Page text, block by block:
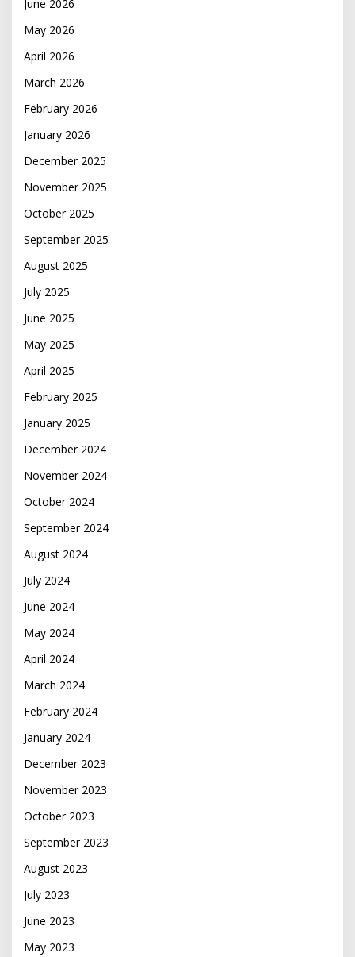
June 2026
May 2026
April 2026
March 2026
February 2026
January 2026
December 2025
November 2025
October 2025
September 2025
August 2025
July 2025
June 2025
May 2025
April 2025
February 2025
January 2025
December 2024
November 2024
October 2024
September 2024
August 2024
July 2024
June 2024
May 2024
April 2024
March 2024
February 2024
January 2024
December 2023
November 2023
October 2023
September 2023
August 2023
July 2023
June 2023
May 2023